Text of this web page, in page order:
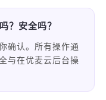
？安全吗？
确认。所有操作通
与在优麦云后台操